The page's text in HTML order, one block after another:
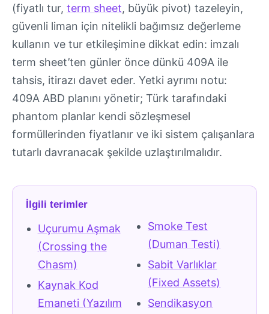
(fiyatlı tur, term sheet, büyük pivot) tazeleyin,
güvenli liman için nitelikli bağımsız değerleme
kullanın ve tur etkileşimine dikkat edin: imzalı
term sheet’ten günler önce dünkü 409A ile
tahsis, itirazı davet eder. Yetki ayrımı notu:
409A ABD planını yönetir; Türk tarafındaki
phantom planlar kendi sözleşmesel
formüllerinden fiyatlanır ve iki sistem çalışanlara
tutarlı davranacak şekilde uzlaştırılmalıdır.
İlgili terimler
Uçurumu Aşmak
(Crossing the
Chasm)
Kaynak Kod
Emaneti (Yazılım
Smoke Test
(Duman Testi)
Sabit Varlıklar
(Fixed Assets)
Sendikasyon